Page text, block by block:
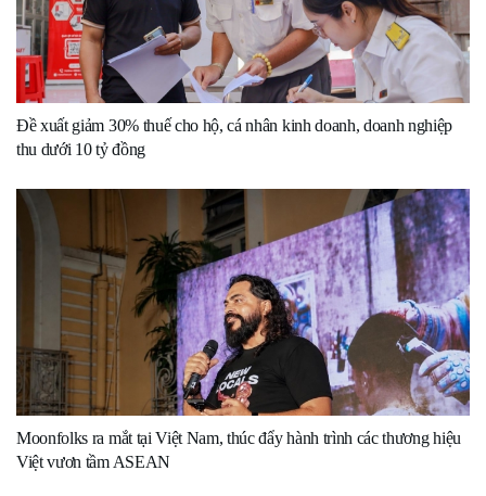
Đề xuất giảm 30% thuế cho hộ, cá nhân kinh doanh, doanh nghiệp
thu dưới 10 tỷ đồng
Moonfolks ra mắt tại Việt Nam, thúc đẩy hành trình các thương hiệu
Việt vươn tầm ASEAN